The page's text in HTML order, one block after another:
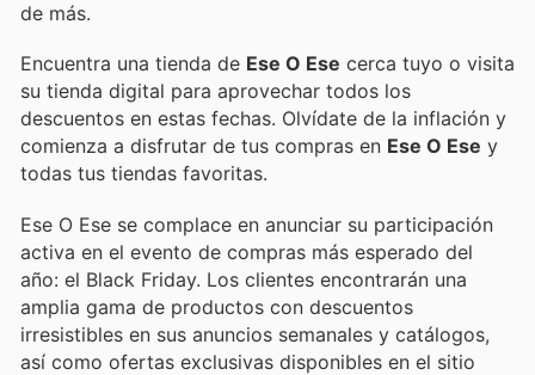
de más.
Encuentra una tienda de Ese O Ese cerca tuyo o visita
su tienda digital para aprovechar todos los
descuentos en estas fechas. Olvídate de la inflación y
comienza a disfrutar de tus compras en Ese O Ese y
todas tus tiendas favoritas.
Ese O Ese se complace en anunciar su participación
activa en el evento de compras más esperado del
año: el Black Friday. Los clientes encontrarán una
amplia gama de productos con descuentos
irresistibles en sus anuncios semanales y catálogos,
así como ofertas exclusivas disponibles en el sitio